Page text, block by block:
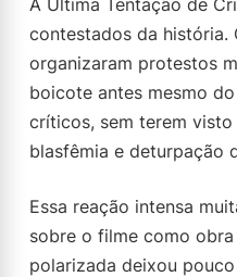
A Última Tentação de
contestados da história.
organizaram protestos
boicote antes mesmo
críticos, sem terem
blasfêmia e deturpação
Essa reação intensa
sobre o filme como
polarizada deixou